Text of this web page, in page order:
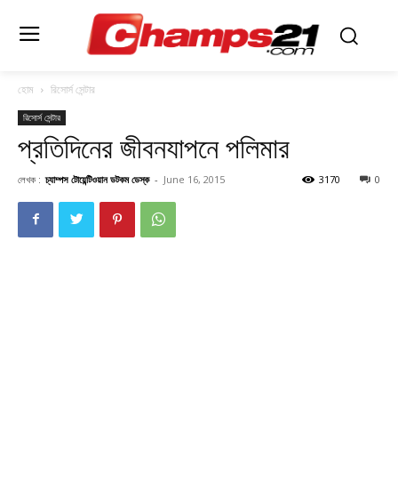
হোম রিসোর্স সেন্টার
রিসোর্স সেন্টার
প্রতিদিনের জীবনযাপনে পলিমার
লেখক : চ্যাম্পস টোয়েন্টিওয়ান ডটকম ডেস্ক - June 16, 2015 0
3170